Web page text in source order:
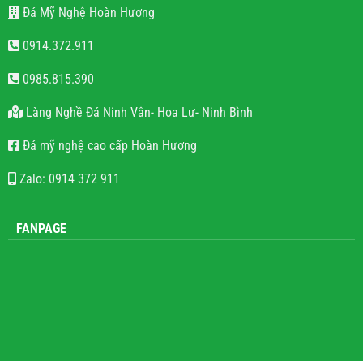
Đá Mỹ Nghệ Hoàn Hương
0914.372.911
0985.815.390
Làng Nghề Đá Ninh Vân- Hoa Lư- Ninh Bình
Đá mỹ nghệ cao cấp Hoàn Hương
Zalo: 0914 372 911
FANPAGE